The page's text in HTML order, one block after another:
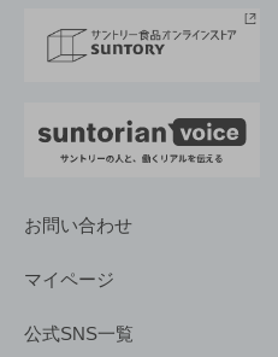
採用情報
お問い合わせ
マイページ
公式SNS一覧